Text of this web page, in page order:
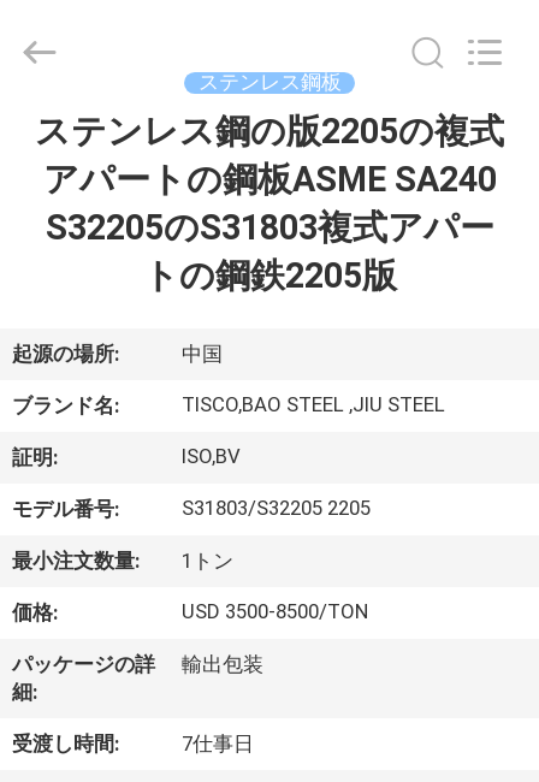
ク
ト
私
達
つ
い
て
JIANGSU
LIMITED.
Reserved.
ステンレス鋼板
ステンレス鋼の版2205の複式
アパートの鋼板ASME SA240
S32205のS31803複式アパー
トの鋼鉄2205版
起源の場所: 中国
ブランド名: TISCO,BAO STEEL ,JIU STEEL
証明: ISO,BV
モデル番号: S31803/S32205 2205
最小注文数量: 1トン
価格: USD 3500-8500/TON
パッケージの詳
細:
輸出包装
受渡し時間: 7仕事日